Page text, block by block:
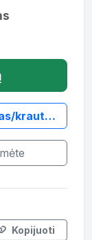
cpd18-xey2-si/
Kopijuoti